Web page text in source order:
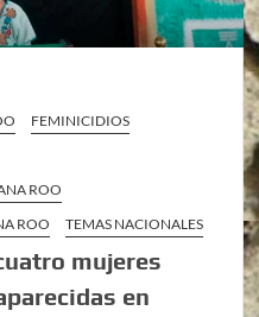
FEMINICIDIOS
ROO
ROO TEMAS NACIONALES
mujeres
en